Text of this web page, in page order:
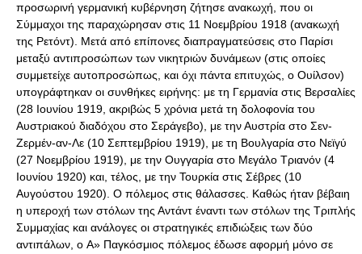
προσωρινή γερμανική κυβέρνηση ζήτησε ανακωχή, που οι
Σύμμαχοι της παραχώρησαν στις 11 Νοεμβρίου 1918 (ανακωχή
της Ρετόντ). Mετά από επίπονες διαπραγματεύσεις στο Παρίσι
μεταξύ αντιπροσώπων των νικητριών δυνάμεων (στις οποίες
συμμετείχε αυτοπροσώπως, και όχι πάντα επιτυχώς, ο Ουίλσον)
υπογράφτηκαν οι συνθήκες ειρήνης: με τη Γερμανία στις Βερσαλίες
(28 Ιουνίου 1919, ακριβώς 5 χρόνια μετά τη δολοφονία του
Αυστριακού διαδόχου στο Σεράγεβο), με την Αυστρία στο Σεν-
Ζερμέν-αν-Λε (10 Σεπτεμβρίου 1919), με τη Βουλγαρία στο Νεϊγύ
(27 Νοεμβρίου 1919), με την Ουγγαρία στο Μεγάλο Τριανόν (4
Ιουνίου 1920) και, τέλος, με την Τουρκία στις Σέβρες (10
Αυγούστου 1920). Ο πόλεμος στις θάλασσες. Καθώς ήταν βέβαιη
η υπεροχή των στόλων της Αντάντ έναντι των στόλων της Τριπλής
Συμμαχίας και ανάλογες οι στρατηγικές επιδιώξεις των δύο
αντιπάλων, ο A» Παγκόσμιος πόλεμος έδωσε αφορμή μόνο σε